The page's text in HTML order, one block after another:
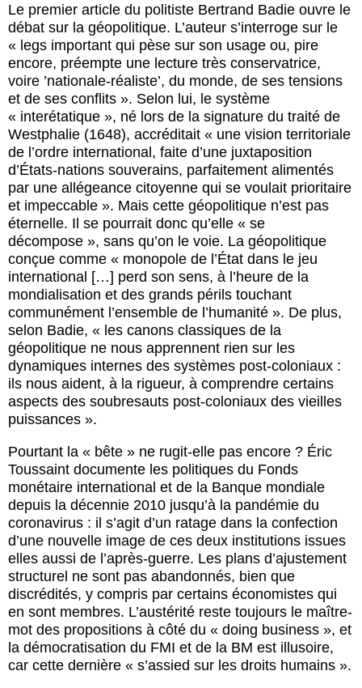
Le premier article du politiste Bertrand Badie ouvre le
débat sur la géopolitique. L’auteur s’interroge sur le
« legs important qui pèse sur son usage ou, pire
encore, préempte une lecture très conservatrice,
voire ’nationale-réaliste’, du monde, de ses tensions
et de ses conflits ». Selon lui, le système
« interétatique », né lors de la signature du traité de
Westphalie (1648), accréditait « une vision territoriale
de l’ordre international, faite d’une juxtaposition
d’États-nations souverains, parfaitement alimentés
par une allégeance citoyenne qui se voulait prioritaire
et impeccable ». Mais cette géopolitique n’est pas
éternelle. Il se pourrait donc qu’elle « se
décompose », sans qu’on le voie. La géopolitique
conçue comme « monopole de l’État dans le jeu
international […] perd son sens, à l’heure de la
mondialisation et des grands périls touchant
communément l’ensemble de l’humanité ». De plus,
selon Badie, « les canons classiques de la
géopolitique ne nous apprennent rien sur les
dynamiques internes des systèmes post-coloniaux :
ils nous aident, à la rigueur, à comprendre certains
aspects des soubresauts post-coloniaux des vieilles
puissances ».
Pourtant la « bête » ne rugit-elle pas encore ? Éric
Toussaint documente les politiques du Fonds
monétaire international et de la Banque mondiale
depuis la décennie 2010 jusqu’à la pandémie du
coronavirus : il s’agit d’un ratage dans la confection
d’une nouvelle image de ces deux institutions issues
elles aussi de l’après-guerre. Les plans d’ajustement
structurel ne sont pas abandonnés, bien que
discrédités, y compris par certains économistes qui
en sont membres. L’austérité reste toujours le maître-
mot des propositions à côté du « doing business », et
la démocratisation du FMI et de la BM est illusoire,
car cette dernière « s’assied sur les droits humains ».